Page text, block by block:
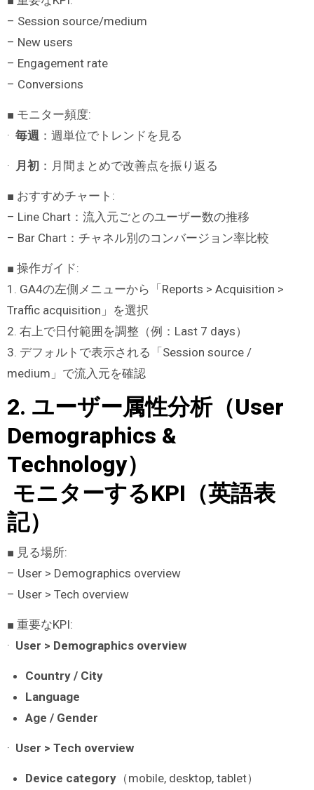
– Session source/medium
– New users
– Engagement rate
– Conversions
■ モニター頻度:
· 毎週：週単位でトレンドを見る
· 月初 ：月間まとめで改善点を振り返る
■ おすすめチャート:
– Line Chart：流入元ごとのユーザー数の推移
– Bar Chart：チャネル別のコンバージョン率比較
■ 操作ガイド:
1. GA4の左側メニューから「Reports > Acquisition >
Traffic acquisition」を選択
2. 右上で日付範囲を調整（例：Last 7 days）
3. デフォルトで表示される「Session source /
medium」で流入元を確認
2. ユーザー属性分析（User
Demographics &
Technology）
モニターするKPI（英語表
記）
■ 見る場所:
– User > Demographics overview
– User > Tech overview
■ 重要なKPI:
· User > Demographics overview
Country / City
Language
Age / Gender
· User > Tech overview
Device category（mobile, desktop, tablet）